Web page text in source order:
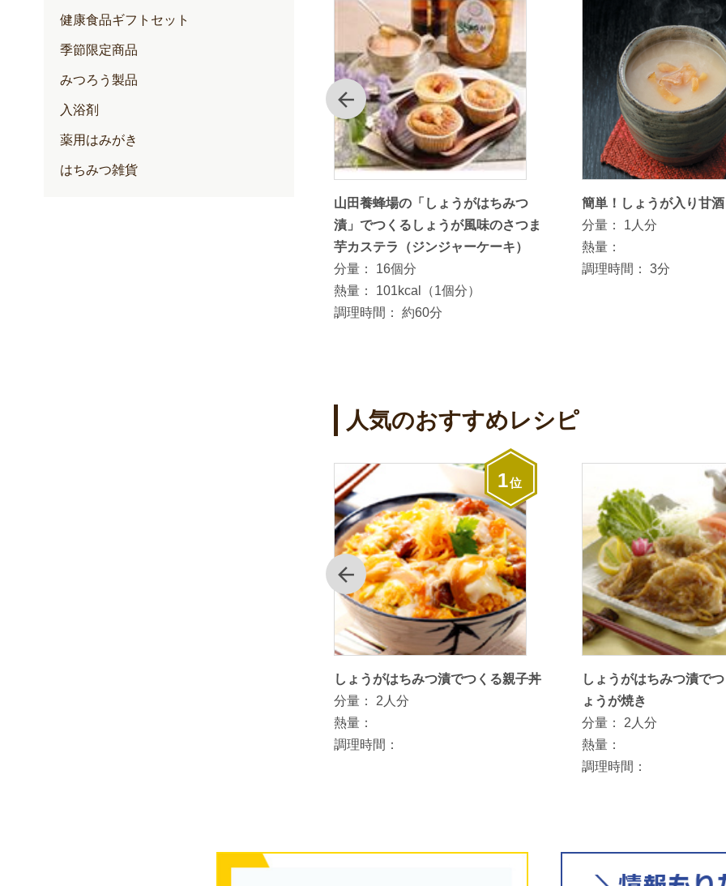
前
山田養蜂場の「しょうがはちみつ
漬」でつくるしょうが風味のさつま
芋カステラ（ジンジャーケーキ）
分量：
16個分
熱量：
101kcal（1個分）
調理時間：
約60分
簡単！しょうが入り甘酒
分量：
1人分
熱量：
調理時間：
3分
人気のおすすめレシピ
前
1位
しょうがはちみつ漬でつくる親子丼
分量：
2人分
熱量：
調理時間：
しょうがはちみつ漬で
ょうが焼き
分量：
2人分
熱量：
調理時間：
健康食品ギフトセット
季節限定商品
みつろう製品
入浴剤
薬用はみがき
はちみつ雑貨